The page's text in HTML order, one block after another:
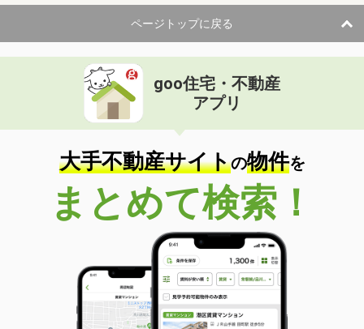
ページトップに戻る
goo住宅・不動産
アプリ
大手不動産サイトの物件を
まとめて検索！